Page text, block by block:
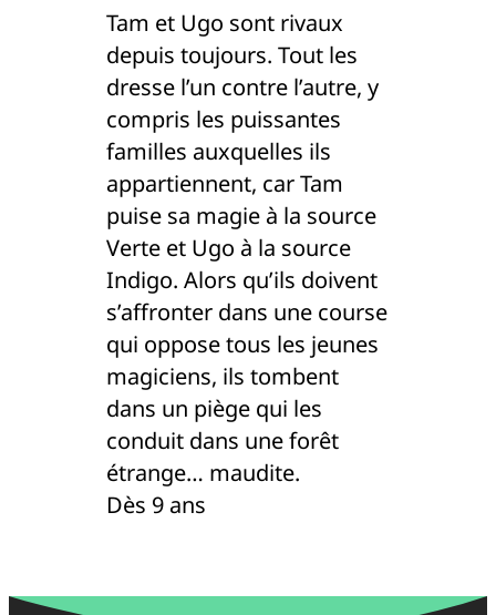
Tam et Ugo sont rivaux
depuis toujours. Tout les
dresse l’un contre l’autre, y
compris les puissantes
familles auxquelles ils
appartiennent, car Tam
puise sa magie à la source
Verte et Ugo à la source
Indigo. Alors qu’ils doivent
s’affronter dans une course
qui oppose tous les jeunes
magiciens, ils tombent
dans un piège qui les
conduit dans une forêt
étrange… maudite.
Dès 9 ans